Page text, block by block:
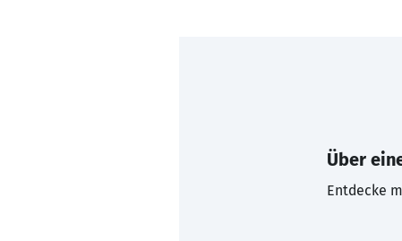
Über
Entdecke